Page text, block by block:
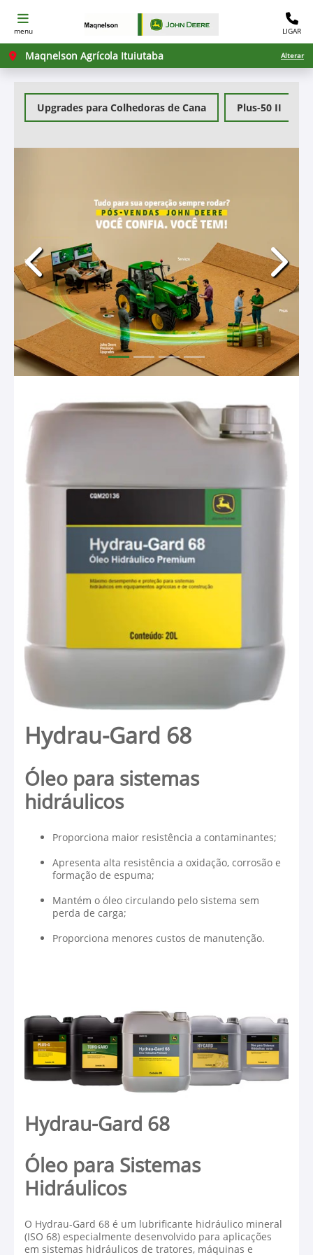
menu LIGAR
Maqnelson Agrícola Ituiutaba Alterar
Upgrades para Colhedoras de Cana Plus-50 II
templates.template-
Hydrau-Gard 68
Óleo para sistemas
hidráulicos
Proporciona maior resistência a contaminantes;
Apresenta alta resistência a oxidação, corrosão e
formação de espuma;
Mantém o óleo circulando pelo sistema sem
perda de carga;
Proporciona menores custos de manutenção.
Hydrau-Gard 68
Óleo para Sistemas
Hidráulicos
O Hydrau-Gard 68 é um lubrificante hidráulico mineral
(ISO 68) especialmente desenvolvido para aplicações
em sistemas hidráulicos de tratores, máquinas e